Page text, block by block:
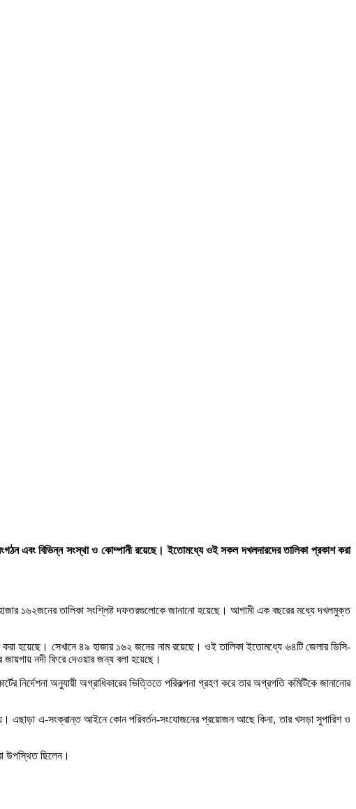
এবং বিভিন্ন সংস্থা ও কোম্পানী রয়েছে। ইতোমধ্যে ওই সকল দখলদারদের তালিকা প্রকাশ করা
১৬২জনের তালিকা সংশ্লিষ্ট দফতরগুলোকে জানানো হয়েছে। আগামী এক বছরের মধ্যে দখলমুক্ত
করা হয়েছে। সেখানে ৪৯ হাজার ১৬২ জনের নাম রয়েছে। ওই তালিকা ইতোমধ্যে ৬৪টি জেলার ডিসি-
নদী ফিরে দেওয়ার জন্য বলা হয়েছে।
অনুযায়ী অগ্রাধিকারের ভিত্তিতে পরিকল্পনা গ্রহণ করে তার অগ্রগতি কমিটিকে জানানোর
হয়। এছাড়া এ-সংক্রান্ত আইনে কোন পরিবর্তন-সংযোজনের প্রয়োজন আছে কিনা, তার খসড়া সুপারিশ ও
উপস্থিত ছিলেন।